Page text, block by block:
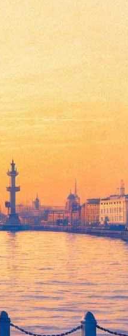
книг
откроется новая
здания-газгольдера, где
начальник отдела
на успешные кейсы. И